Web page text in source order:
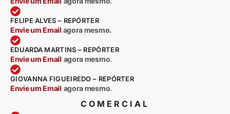
FELIPE ALVES – REPÓRTER
Envie um Email agora mesmo.
EDUARDA MARTINS – REPÓRTER
Envie um Email agora mesmo.
GIOVANNA FIGUEIREDO – REPÓRTER
Envie um Email agora mesmo.
COMERCIAL